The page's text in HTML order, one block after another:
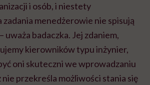
i osób, i niestety
menedżerowie nie spisują
uważa badaczka. Jej zdaniem,
kierowników typu inżynier,
oni skuteczni we wprowadzaniu
przekreśla możliwości stania się